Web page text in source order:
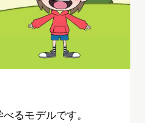
るモデルです。